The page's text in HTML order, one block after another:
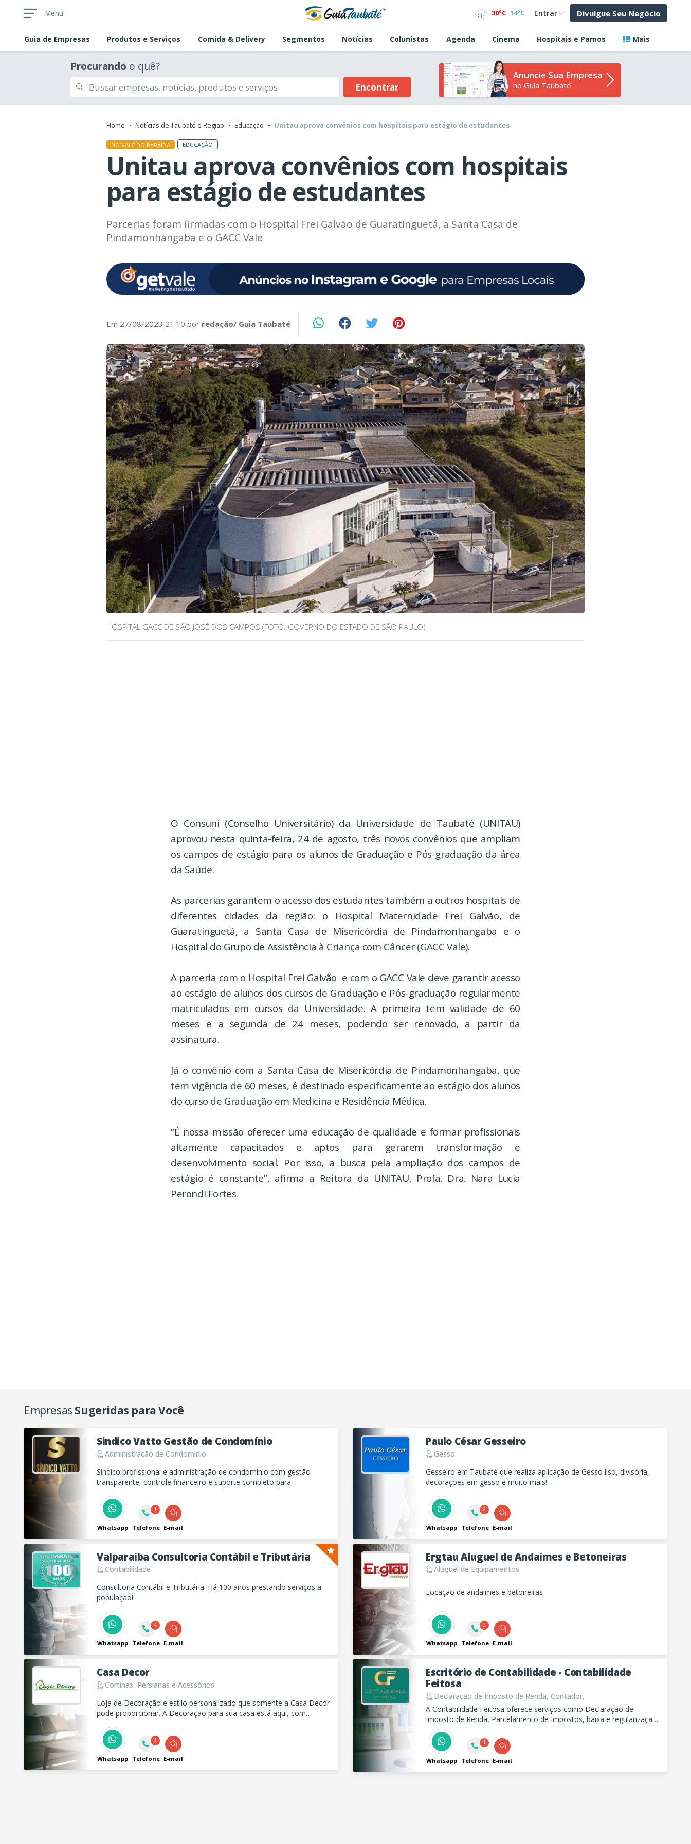
Menu 30ºC 14ºC Entrar Divulgue Seu Negócio
Guia de Empresas Produtos e Serviços Comida & Delivery Segmentos Notícias Colunistas Agenda Cinema Hospitais e Pamos Mais
Procurando o quê?
Encontrar
Anuncie Sua Empresa
no Guia Taubaté
Home Notícias de Taubaté e Região Educação Unitau aprova convênios com hospitais para estágio de estudantes
NO VALE DO PARAÍBA EDUCAÇÃO
Unitau aprova convênios com hospitais
para estágio de estudantes
Parcerias foram firmadas com o Hospital Frei Galvão de Guaratinguetá, a Santa Casa de
Pindamonhangaba e o GACC Vale
Em 27/08/2023 21:10 por redação/ Guia Taubaté
HOSPITAL GACC DE SÃO JOSÉ DOS CAMPOS (FOTO: GOVERNO DO ESTADO DE SÃO PAULO)
O Consuni (Conselho Universitário) da Universidade de Taubaté (UNITAU)
aprovou nesta quinta-feira, 24 de agosto, três novos convênios que ampliam
os campos de estágio para os alunos de Graduação e Pós-graduação da área
da Saúde.
As parcerias garantem o acesso dos estudantes também a outros hospitais de
diferentes cidades da região: o Hospital Maternidade Frei Galvão, de
Guaratinguetá, a Santa Casa de Misericórdia de Pindamonhangaba e o
Hospital do Grupo de Assistência à Criança com Câncer (GACC Vale).
A parceria com o Hospital Frei Galvão e com o GACC Vale deve garantir acesso
ao estágio de alunos dos cursos de Graduação e Pós-graduação regularmente
matriculados em cursos da Universidade. A primeira tem validade de 60
meses e a segunda de 24 meses, podendo ser renovado, a partir da
assinatura.
Já o convênio com a Santa Casa de Misericórdia de Pindamonhangaba, que
tem vigência de 60 meses, é destinado especificamente ao estágio dos alunos
do curso de Graduação em Medicina e Residência Médica.
“É nossa missão oferecer uma educação de qualidade e formar profissionais
altamente capacitados e aptos para gerarem transformação e
desenvolvimento social. Por isso, a busca pela ampliação dos campos de
estágio é constante”, afirma a Reitora da UNITAU, Profa. Dra. Nara Lucia
Perondi Fortes.
Empresas Sugeridas para Você
Sindico Vatto Gestão de Condomínio
Administração de Condomínio
Síndico profissional e administração de condomínio com gestão
transparente, controle financeiro e suporte completo para
Whatsapp
1
Telefone E-mail
Paulo César Gesseiro
Gesso
Gesseiro em Taubaté que realiza aplicação de Gesso liso, divisória,
decorações em gesso e muito mais!
Whatsapp
2
Telefone E-mail
Valparaiba Consultoria Contábil e Tributária
Contabilidade
Consultoria Contábil e Tributária. Há 100 anos prestando serviços a
população!
Whatsapp
4
Telefone E-mail
Ergtau Aluguel de Andaimes e Betoneiras
Aluguel de Equipamentos
Locação de andaimes e betoneiras
Whatsapp
2
Telefone E-mail
Casa Decor
Cortinas, Persianas e Acessórios
Loja de Decoração e estilo personalizado que somente a Casa Decor
pode proporcionar. A Decoração para sua casa está aqui, com
Whatsapp
1
Telefone E-mail
Escritório de Contabilidade - Contabilidade
Feitosa
Declaração de Imposto de Renda, Contador,
A Contabilidade Feitosa oferece serviços como Declaração de
Imposto de Renda, Parcelamento de Impostos, baixa e regularização
de CNPJ
Whatsapp
1
Telefone E-mail